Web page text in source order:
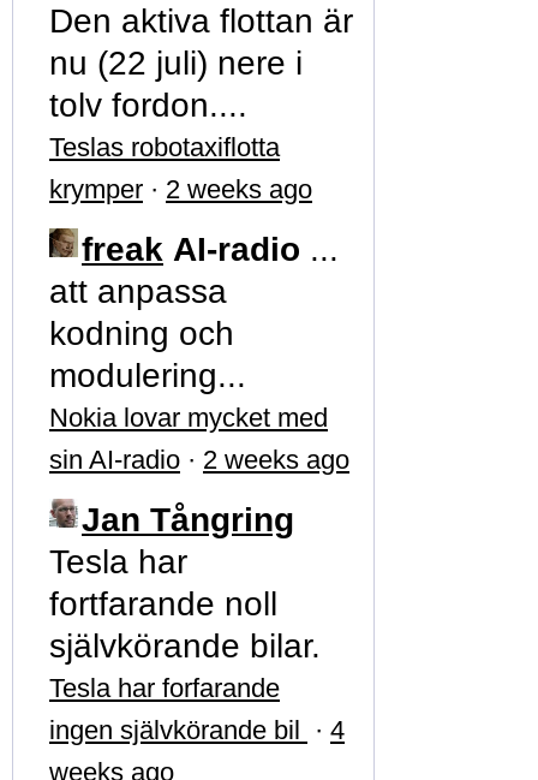
Den aktiva flottan är
nu (22 juli) nere i
tolv fordon....
Teslas robotaxiflotta
krymper · 2 weeks ago
freak AI-radio ...
att anpassa
kodning och
modulering...
Nokia lovar mycket med
sin AI-radio · 2 weeks ago
Jan Tångring
Tesla har
fortfarande noll
självkörande bilar.
Tesla har forfarande
ingen självkörande bil · 4
weeks ago